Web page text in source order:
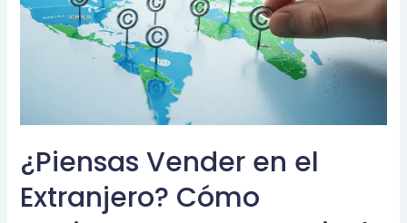
¿Piensas Vender en el
Extranjero? Cómo